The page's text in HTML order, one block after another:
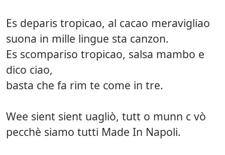
Es deparis tropicao, al cacao meravigliao
suona in mille lingue sta canzon.
Es scompariso tropicao, salsa mambo e
dico ciao,
basta che fa rim te come in tre.
Wee sient sient uagliò, tutt o munn c vò
pecchè siamo tutti Made In Napoli.